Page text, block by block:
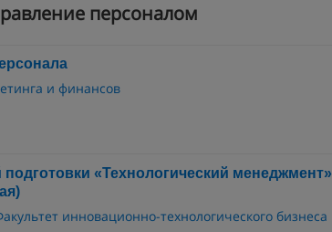
персоналом
и финансов
«Технологический менеджмент»
инновационно-технологического бизнеса